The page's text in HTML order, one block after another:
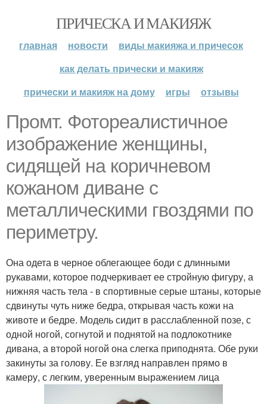
ПРИЧЕСКА И МАКИЯЖ
главная новости
виды макияжа и причесок
как делать прически и макияж
прически и макияж на дому
игры отзывы
Промт. Фотореалистичное
изображение женщины,
сидящей на коричневом
кожаном диване с
металлическими гвоздями по
периметру.
Она одета в черное облегающее боди с длинными
рукавами, которое подчеркивает ее стройную фигуру, а
нижняя часть тела - в спортивные серые штаны, которые
сдвинуты чуть ниже бедра, открывая часть кожи на
животе и бедре. Модель сидит в расслабленной позе, с
одной ногой, согнутой и поднятой на подлокотнике
дивана, а второй ногой она слегка приподнята. Обе руки
закинуты за голову. Ее взгляд направлен прямо в
камеру, с легким, уверенным выражением лица